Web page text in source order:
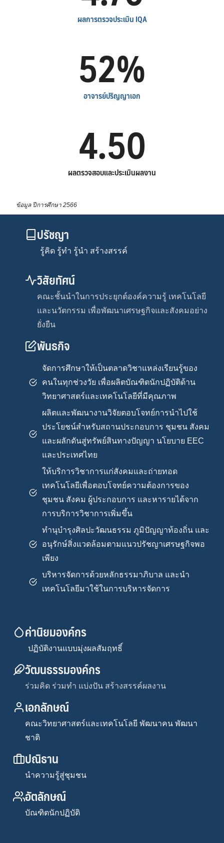
ผลการตรวจประเมิน IQA
52%
อาจารย์ปริญญาเอก
4.50
ผลตรวจสอบและประเมินผลงาน
ข้อมูล ปีการศึกษา 2566
ปรัชญา
รู้คิด รู้ทำ รู้นำ สร้างสรรค์
วิสัยทัศน์
คณะชั้นนำในการประยุกต์องค์ความรู้ เทคโนโลยี
และนวัตกรรม เพื่อพัฒนาเศรษฐกิจและสังคมอย่าง
ยั่งยืน
พันธกิจ
จัดการศึกษาให้เป็นตลาดวิชาแหล่งเรียนรู้ของ
คนในทุกช่วงวัย เพื่อผลิตบัณฑิตนักปฏิบัติด้าน
วิทยาศาสตร์และเทคโนโลยีที่มีคุณภาพ
ผลิตและพัฒนางานวิจัยตอบโจทย์การนำไปใช้
ประโยชน์สำหรับสถานประกอบการ ชุมชน สังคม
และผลักดันสู่ทรัพย์สินทางปัญญา นโยบาย EEC
และประเทศไทย
ให้บริการวิชาการแก่สังคมและถ่ายทอด
เทคโนโลยีเพื่อตอบโจทย์ความต้องการของ
ชุมชน สังคม ผู้ประกอบการ และหารายได้จาก
การบริการวิชาการเพิ่มขึ้น
ทำนุบำรุงศิลปะวัฒนธรรม ภูมิปัญญาท้องถิ่น และ
อนุรักษ์สิ่งแวดล้อมตามแนวปรัชญาเศรษฐกิจพอ
เพียง
บริหารจัดการด้วยหลักธรรมาภิบาล และนำ
เทคโนโลยีมาใช้ในการบริหารจัดการ
ค่านิยมองค์กร
ปฏิบัติงานแบบมุ่งผลสัมฤทธิ์
วัฒนธรรมองค์กร
ร่วมคิด ร่วมทำ แบ่งปัน สร้างสรรค์ผลงาน
เอกลักษณ์
คณะวิทยาศาสตร์และเทคโนโลยี พัฒนาคน พัฒนา
ชาติ
ปณิธาน
นำความรู้สู่ชุมชน
อัตลักษณ์
บัณฑิตนักปฏิบัติ